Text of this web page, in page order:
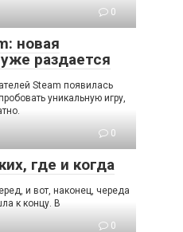
0
новая
раздается
Steam появилась
уникальную игру,
0
где и когда
и вот, наконец, череда
к концу. В
0